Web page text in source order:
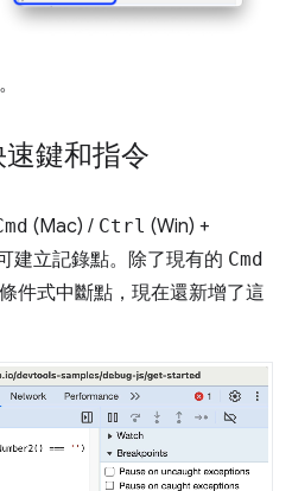
。
速鍵和指令
(Mac) / Ctrl (Win) +
建立記錄點。除了現有的 Cmd
件式中斷點，現在還新增了這